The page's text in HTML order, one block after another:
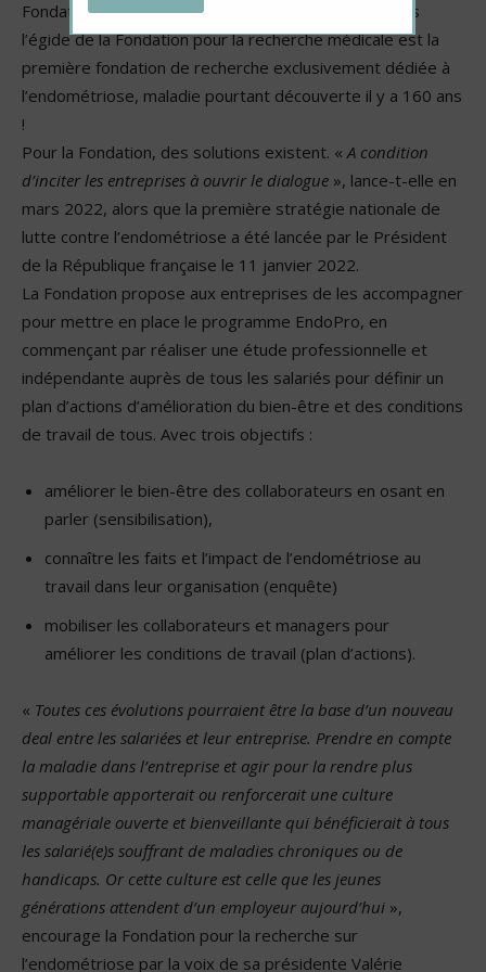
Fondation pour la recherche sur l’endométriose, sous
l’égide de la Fondation pour la recherche médicale est la
première fondation de recherche exclusivement dédiée à
l’endométriose, maladie pourtant découverte il y a 160 ans
!
Pour la Fondation, des solutions existent. «A condition
d’inciter les entreprises à ouvrir le dialogue », lance-t-elle en
mars 2022, alors que la première stratégie nationale de
lutte contre l’endométriose a été lancée par le Président
de la République française le 11 janvier 2022.
La Fondation propose aux entreprises de les accompagner
pour mettre en place le programme EndoPro, en
commençant par réaliser une étude professionnelle et
indépendante auprès de tous les salariés pour définir un
plan d’actions d’amélioration du bien-être et des conditions
de travail de tous. Avec trois objectifs :
améliorer le bien-être des collaborateurs en osant en
parler (sensibilisation),
connaître les faits et l’impact de l’endométriose au
travail dans leur organisation (enquête)
mobiliser les collaborateurs et managers pour
améliorer les conditions de travail (plan d’actions).
« Toutes ces évolutions pourraient être la base d’un nouveau
deal entre les salariées et leur entreprise. Prendre en compte
la maladie dans l’entreprise et agir pour la rendre plus
supportable apporterait ou renforcerait une culture
managériale ouverte et bienveillante qui bénéficierait à tous
les salarié(e)s souffrant de maladies chroniques ou de
handicaps. Or cette culture est celle que les jeunes
générations attendent d’un employeur aujourd’hui »,
encourage la Fondation pour la recherche sur
l’endométriose par la voix de sa présidente Valérie